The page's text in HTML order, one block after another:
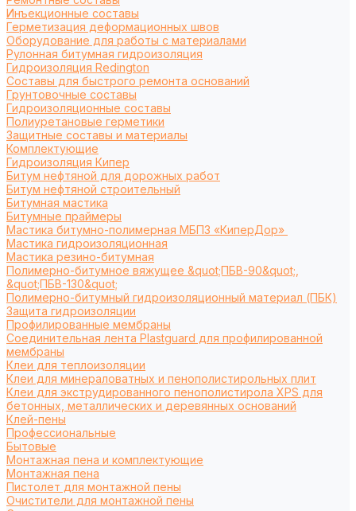
Инъекционные составы
Герметизация деформационных швов
Оборудование для работы с материалами
Рулонная битумная гидроизоляция
Гидроизоляция Redington
Составы для быстрого ремонта оснований
Грунтовочные составы
Гидроизоляционные составы
Полиуретановые герметики
Защитные составы и материалы
Комплектующие
Гидроизоляция Кипер
Битум нефтяной для дорожных работ
Битум нефтяной строительный
Битумная мастика
Битумные праймеры
Мастика битумно-полимерная МБПЗ «КиперДор»
Мастика гидроизоляционная
Мастика резино-битумная
Полимерно-битумное вяжущее &quot;ПБВ-90&quot;,
&quot;ПБВ-130&quot;
Полимерно-битумный гидроизоляционный материал (ПБК)
Защита гидроизоляции
Профилированные мембраны
Соединительная лента Plastguard для профилированной
мембраны
Клеи для теплоизоляции
Клеи для минераловатных и пенополистирольных плит
Клеи для экструдированного пенополистирола XPS для
бетонных, металлических и деревянных оснований
Клей-пены
Профессиональные
Бытовые
Монтажная пена и комплектующие
Монтажная пена
Пистолет для монтажной пены
Очистители для монтажной пены